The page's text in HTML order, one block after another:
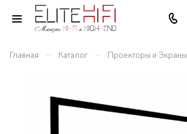
Главная – Каталог – Проекторы и Экраны